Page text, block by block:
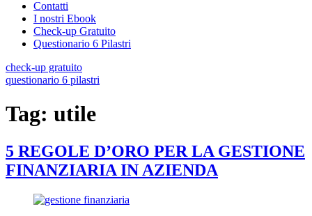
Contatti
I nostri Ebook
Check-up Gratuito
Questionario 6 Pilastri
check-up gratuito
questionario 6 pilastri
Tag: utile
5 REGOLE D’ORO PER LA GESTIONE
FINANZIARIA IN AZIENDA